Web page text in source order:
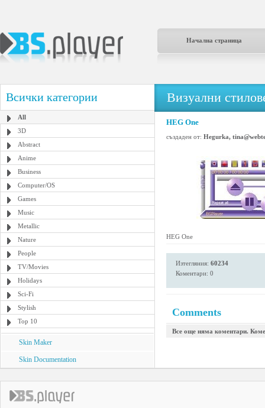
Начална страница
Всички категории
All
3D
Abstract
Anime
Business
Computer/OS
Games
Music
Metallic
Nature
People
TV/Movies
Holidays
Sci-Fi
Stylish
Top 10
Skin Maker
Skin Documentation
Визуални
HEG One
създаден от: Hegurka,
HEG One
Изтегляния: 60234
Коментари: 0
Comments
Все още няма коментари.